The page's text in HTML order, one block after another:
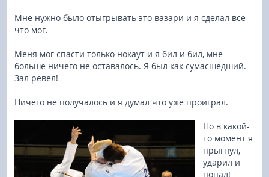
Мне нужно было отыгрывать это вазари и я сделал все
что мог.
Меня мог спасти только нокаут и я бил и бил, мне
больше ничего не оставалось. Я был как сумасшедший.
Зал ревел!
Ничего не получалось и я думал что уже проиграл.
Но в какой-
то момент я
прыгнул,
ударил и
попал!